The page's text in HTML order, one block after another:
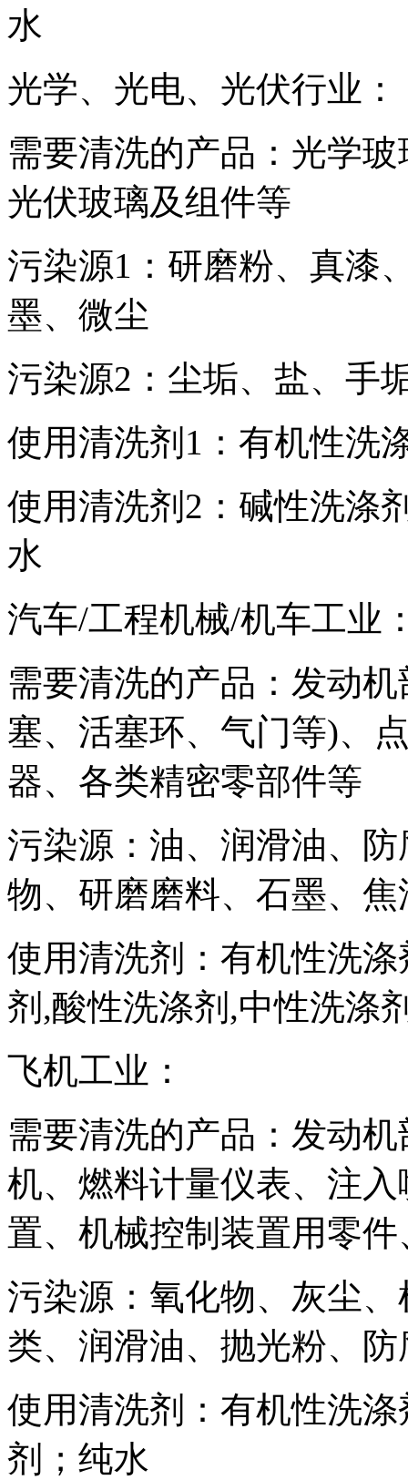
水
光学、光电、光伏行业：
需要清洗的产品：光学
光伏玻璃及组件等
污染源1：研磨粉、真漆
墨、微尘
污染源2：尘垢、盐、手
使用清洗剂1：有机性洗
使用清洗剂2：碱性洗涤
水
汽车/工程机械/机车工业
需要清洗的产品：发动
塞、活塞环、气门等)、
器、各类精密零部件等
污染源：油、润滑油、
物、研磨磨料、石墨、
使用清洗剂：有机性洗
剂,酸性洗涤剂,中性洗涤
飞机工业：
需要清洗的产品：发动
机、燃料计量仪表、注
置、机械控制装置用零
污染源：氧化物、灰尘
类、润滑油、抛光粉、
使用清洗剂：有机性洗
剂；纯水